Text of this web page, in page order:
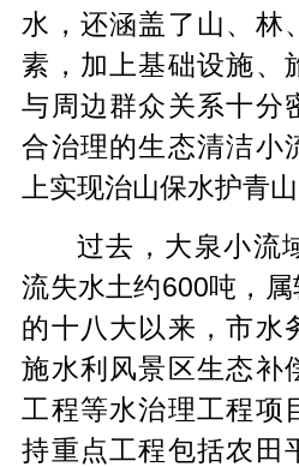
水，还涵盖了山、林
素，加上基础设施、
与周边群众关系十分
合治理的生态清洁小
上实现治山保水护青山
过去，大泉小流
流失水土约600吨，
的十八大以来，市水
施水利风景区生态补
工程等水治理工程项
持重点工程包括农田